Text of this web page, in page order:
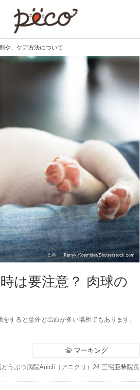
や、ケア方法について
出典 ： Patryk Kosmider/Shutterstock.com
は要注意？ 肉球の
すると意外と出血が多い場所でもあります。
マーキング
どうぶつ病院Anicli（アニクリ）24 三宅亜希院長